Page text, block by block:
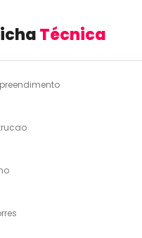
Técnica